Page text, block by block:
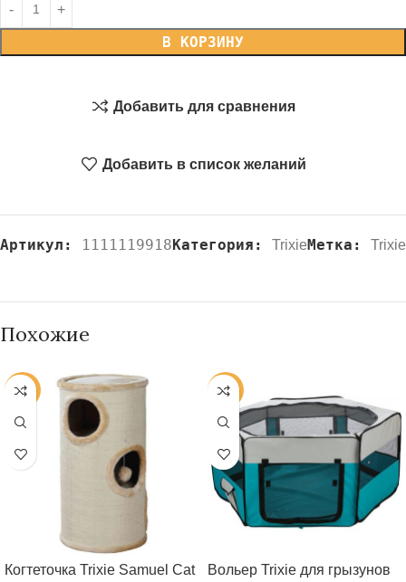
В КОРЗИНУ
Добавить для сравнения
Добавить в список желаний
Артикул: 1111119918Категория: TrixieМетка: Trixie
Похожие
-20%
Когтеточка Trixie Samuel Cat
-20%
Вольер Trixie для грызунов